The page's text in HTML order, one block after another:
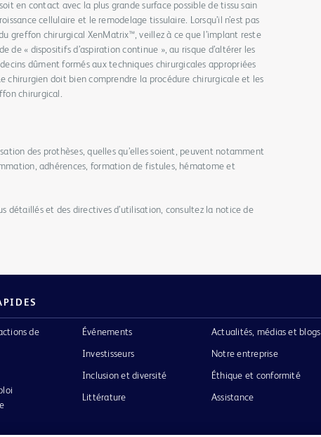
en contact avec la plus grande surface possible de tissu sain
cellulaire et le remodelage tissulaire. Lorsqu’il n’est pas
greffon chirurgical XenMatrix™, veillez à ce que l’implant reste
de « dispositifs d’aspiration continue », au risque d’altérer les
dûment formés aux techniques chirurgicales appropriées
chirurgien doit bien comprendre la procédure chirurgicale et les
chirurgical.
des prothèses, quelles qu’elles soient, peuvent notamment
adhérences, formation de fistules, hématome et
détaillés et des directives d’utilisation, consultez la notice de
de
Événements
Investisseurs
Inclusion et diversité
Littérature
Actualités, médias et blogs
Notre entreprise
Éthique et conformité
Assistance